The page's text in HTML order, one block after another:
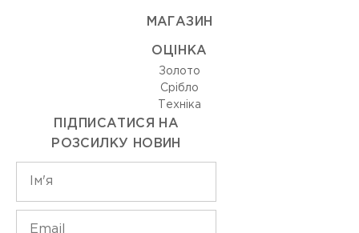
МАГАЗИН
ОЦIНКА
Золото
Срiбло
Технiка
ПІДПИСАТИСЯ НА
РОЗСИЛКУ НОВИН